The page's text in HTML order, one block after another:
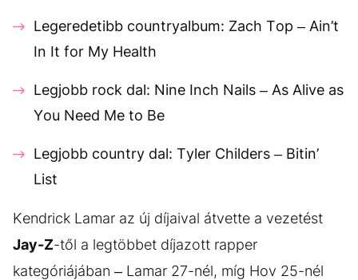
Legeredetibb countryalbum: Zach Top – Ain’t
In It for My Health
Legjobb rock dal: Nine Inch Nails – As Alive as
You Need Me to Be
Legjobb country dal: Tyler Childers – Bitin’
List
Kendrick Lamar az új díjaival átvette a vezetést
Jay-Z-től a legtöbbet díjazott rapper
kategóriájában – Lamar 27-nél, míg Hov 25-nél